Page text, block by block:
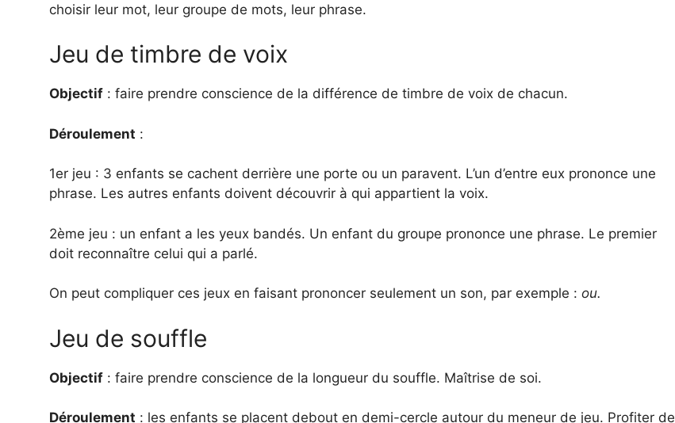
choisir leur mot, leur groupe de mots, leur phrase.
Jeu de timbre de voix
Objectif : faire prendre conscience de la différence de timbre de voix de chacun.
Déroulement :
1er jeu : 3 enfants se cachent derrière une porte ou un paravent. L’un d’entre eux prononce une
phrase. Les autres enfants doivent découvrir à qui appartient la voix.
2ème jeu : un enfant a les yeux bandés. Un enfant du groupe prononce une phrase. Le premier
doit reconnaître celui qui a parlé.
On peut compliquer ces jeux en faisant prononcer seulement un son, par exemple : ou.
Jeu de souffle
Objectif : faire prendre conscience de la longueur du souffle. Maîtrise de soi.
Déroulement : les enfants se placent debout en demi-cercle autour du meneur de jeu. Profiter de